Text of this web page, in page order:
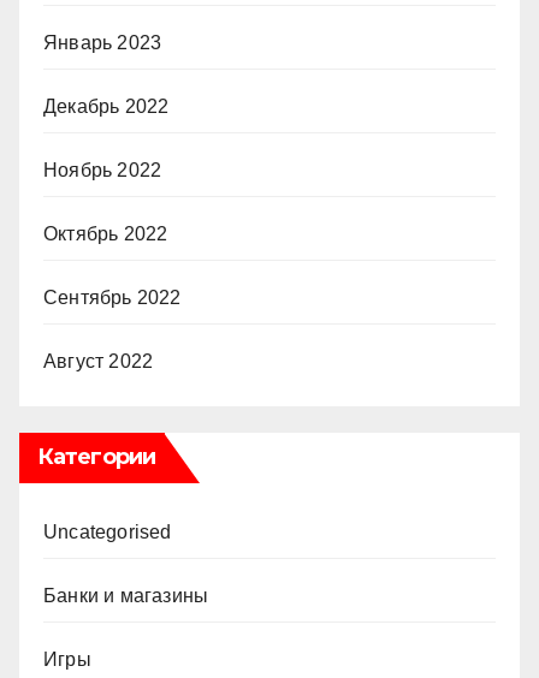
Январь 2023
Декабрь 2022
Ноябрь 2022
Октябрь 2022
Сентябрь 2022
Август 2022
Категории
Uncategorised
Банки и магазины
Игры